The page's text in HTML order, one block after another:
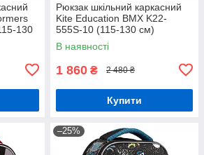
130
Рюкзак шкільний каркасний
Kite Education BMX K22-
555S-10 (115-130 см)
В наявності
1 860 ₴ 2 480 ₴
Купити
–25%